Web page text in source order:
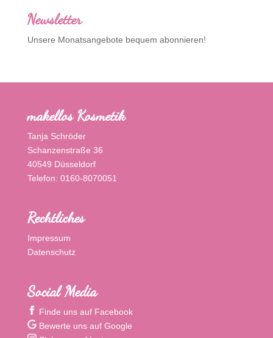
Newsletter
Unsere Monatsangebote bequem abonnieren!
makellos Kosmetik
Tanja Schröder
Schanzenstraße 36
40549 Düsseldorf
Telefon: 0160-8070051
Rechtliches
Impressum
Datenschutz
Social Media
Finde uns auf Facebook
Bewerte uns auf Google